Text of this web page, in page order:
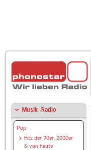
Musik-Radio
Pop
Hits der 90er, 2000er
& von heute